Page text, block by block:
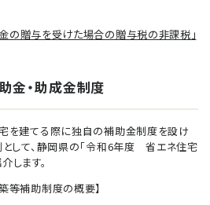
の贈与を受けた場合の贈与税の非課税」
金・助成金制度
を建てる際に独自の補助金制度を設け
として、静岡県の「令和6年度 省エネ住宅
します。
等補助制度の概要】